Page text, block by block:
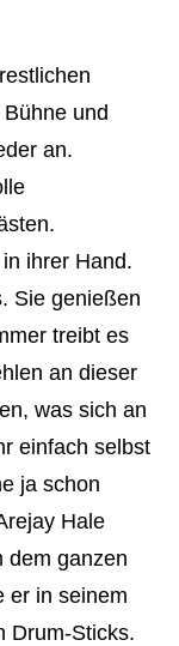
und
an.
ihrer Hand.
Sie genießen
treibt es
an dieser
was sich an
einfach selbst
ja schon
Hale
dem ganzen
er in seinem
Drum-Sticks.